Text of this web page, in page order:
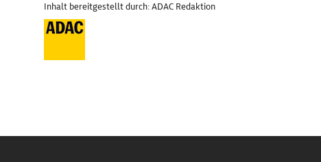
Inhalt bereitgestellt durch: ADAC Redaktion